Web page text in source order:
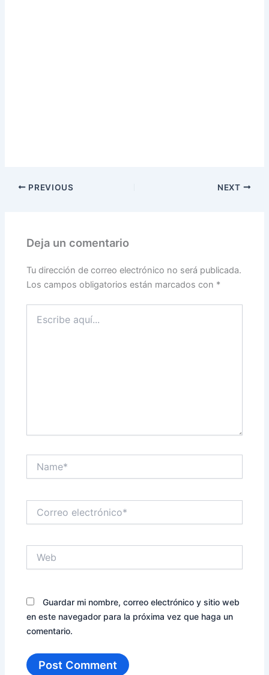
PREVIOUS NEXT
Deja un comentario
Tu dirección de correo electrónico no será publicada.
Los campos obligatorios están marcados con *
aquí...
electrónico*
Guardar mi nombre, correo electrónico y sitio web
en este navegador para la próxima vez que haga un
comentario.